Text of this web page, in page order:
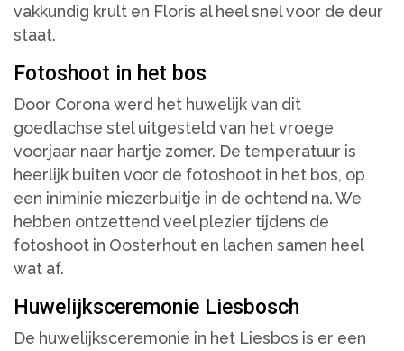
vakkundig krult en Floris al heel snel voor de deur
staat.
Fotoshoot in het bos
Door Corona werd het huwelijk van dit
goedlachse stel uitgesteld van het vroege
voorjaar naar hartje zomer. De temperatuur is
heerlijk buiten voor de fotoshoot in het bos, op
een iniminie miezerbuitje in de ochtend na. We
hebben ontzettend veel plezier tijdens de
fotoshoot in Oosterhout en lachen samen heel
wat af.
Huwelijksceremonie Liesbosch
De huwelijksceremonie in het Liesbos is er een